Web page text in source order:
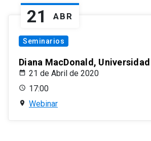
21 ABR
Seminarios
Diana MacDonald,
21 de Abril de 2020
17:00
Webinar